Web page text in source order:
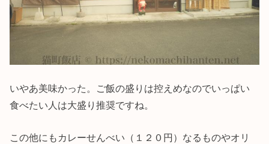
いやあ美味かった。ご飯の盛りは控えめなのでいっぱい
食べたい人は大盛り推奨ですね。
この他にもカレーせんべい（１２０円）なるものやオリ